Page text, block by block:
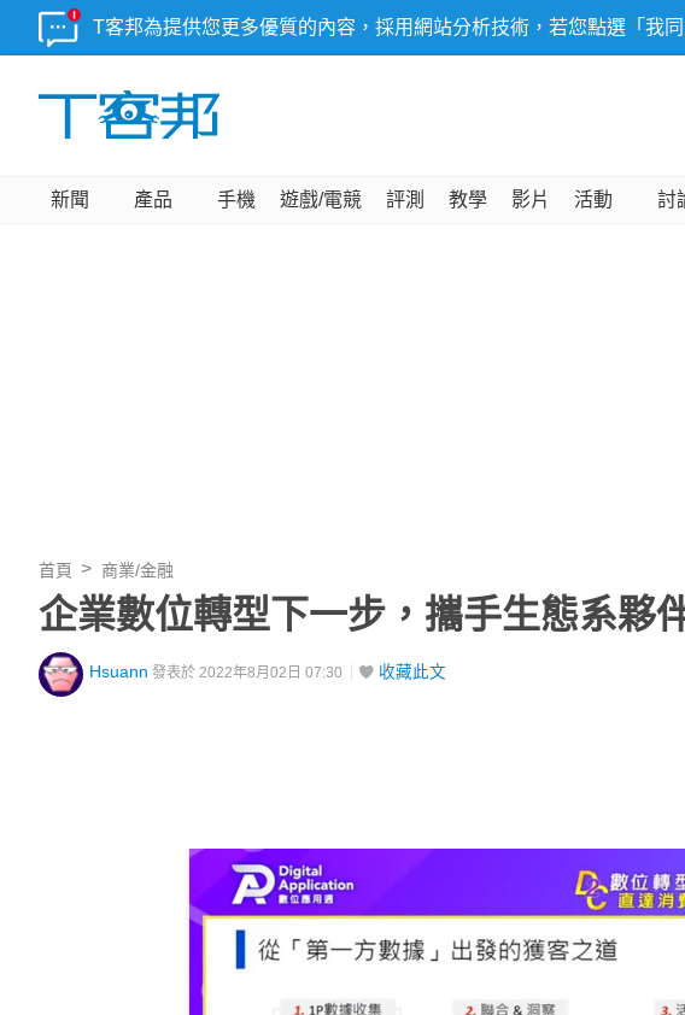
T客邦為提供您更多優質的內容，採用網站分析技術，若您點選「我
新聞 產品 手機 遊戲/電競 評測 教學 影片 活動 討
首頁 商業/金融
企業數位轉型下一步，攜手生態系夥
Hsuann 發表於 2022年8月02日 07:30 收藏此文